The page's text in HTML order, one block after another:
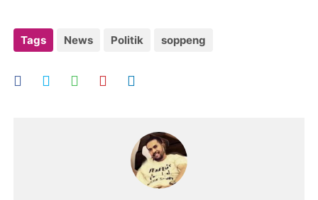
Tags News Politik soppeng